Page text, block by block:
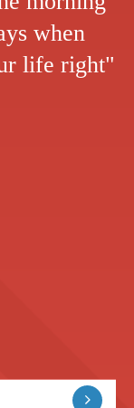
when
life right"